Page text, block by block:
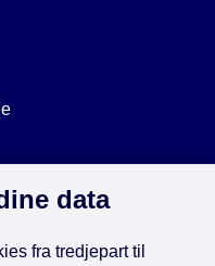
data
fra tredjepart til